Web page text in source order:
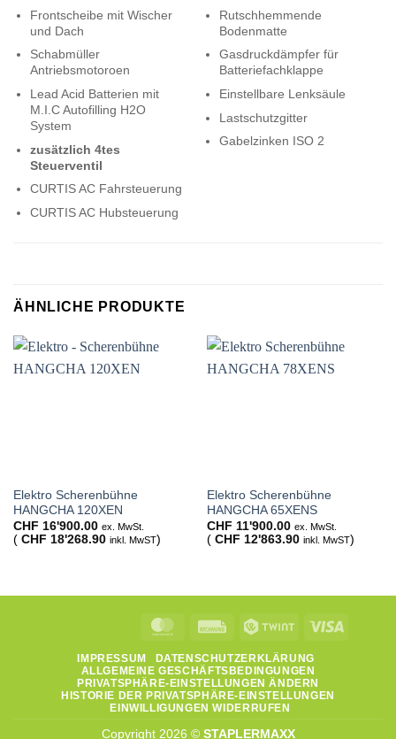
Frontscheibe mit Wischer
und Dach
Schabmüller
Antriebsmotoroen
Lead Acid Batterien mit
M.I.C Autofilling H2O
System
zusätzlich 4tes
Steuerventil
CURTIS AC Fahrsteuerung
CURTIS AC Hubsteuerung
Rutschhemmende
Bodenmatte
Gasdruckdämpfer für
Batteriefachklappe
Einstellbare Lenksäule
Lastschutzgitter
Gabelzinken ISO 2
ÄHNLICHE PRODUKTE
Elektro Scherenbühne
HANGCHA 120XEN
CHF 16'900.00 ex. MwSt.
( CHF 18'268.90 inkl. MwST)
Elektro Scherenbühne
HANGCHA 65XENS
CHF 11'900.00 ex. MwSt.
( CHF 12'863.90 inkl. MwST)
MasterCardRechung Twint
IMPRESSUM
DATENSCHUTZERKLÄRUNG
ALLGEMEINE GESCHÄFTSBEDINGUNGEN
PRIVATSPHÄRE-EINSTELLUNGEN ÄNDERN
HISTORIE DER PRIVATSPHÄRE-EINSTELLUNGEN
EINWILLIGUNGEN WIDERRUFEN
Copyright 2026 © STAPLERMAXX